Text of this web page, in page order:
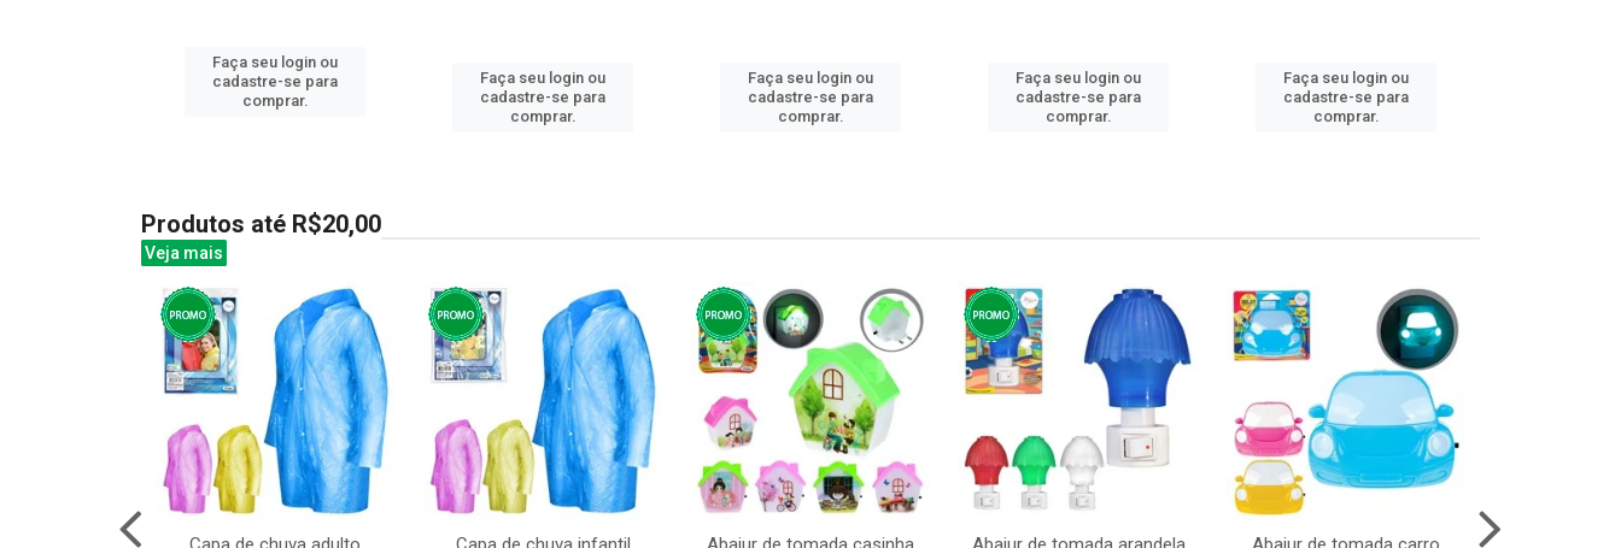
Faça seu login ou
cadastre-se para
comprar.
Faça seu login ou
cadastre-se para
comprar.
Faça seu login ou
cadastre-se para
comprar.
Faça seu login ou
cadastre-se para
comprar.
Faça seu login ou
cadastre-se para
comprar.
Produtos até R$20,00
Veja mais